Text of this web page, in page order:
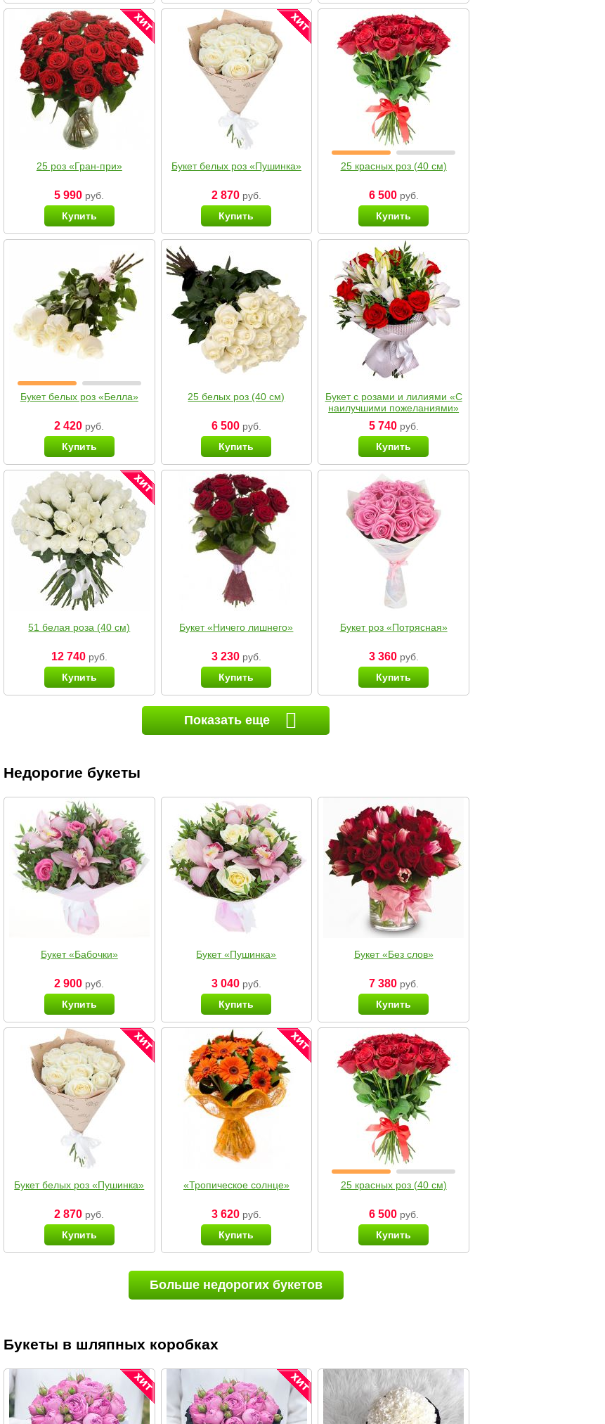
25 роз «Гран-при»
5 990 руб.
Купить
Букет белых роз «Пушинка»
2 870руб.
Купить
25 красных роз (40 см)
6 500руб.
Купить
Букет белых роз «Белла»
2 420 руб.
Купить
25 белых роз (40 см)
6 500руб.
Купить
Букет с розами и лилиями «С
наилучшими пожеланиями»
5 740руб.
Купить
51 белая роза (40 см)
12 740руб.
Купить
Букет «Ничего лишнего»
3 230руб.
Купить
Букет роз «Потрясная»
3 360руб.
Купить
Показать еще
Недорогие букеты
Букет «Бабочки»
2 900 руб.
Купить
Букет «Пушинка»
3 040руб.
Купить
Букет «Без слов»
7 380руб.
Купить
Букет белых роз «Пушинка»
2 870 руб.
Купить
«Тропическое солнце»
3 620руб.
Купить
25 красных роз (40 см)
6 500руб.
Купить
Больше недорогих букетов
Букеты в шляпных коробках